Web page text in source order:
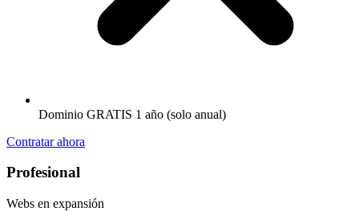
Dominio GRATIS 1 año (solo anual)
Contratar ahora
Profesional
Webs en expansión